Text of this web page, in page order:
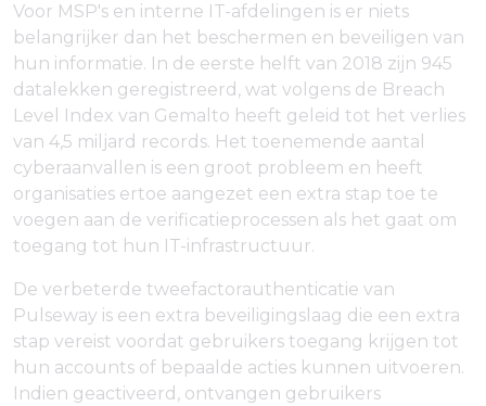
Voor MSP's en interne IT-afdelingen is er niets
belangrijker dan het beschermen en beveiligen van
hun informatie. In de eerste helft van 2018 zijn 945
datalekken geregistreerd, wat volgens de Breach
Level Index van Gemalto heeft geleid tot het verlies
van 4,5 miljard records. Het toenemende aantal
cyberaanvallen is een groot probleem en heeft
organisaties ertoe aangezet een extra stap toe te
voegen aan de verificatieprocessen als het gaat om
toegang tot hun IT-infrastructuur.
De verbeterde tweefactorauthenticatie van
Pulseway is een extra beveiligingslaag die een extra
stap vereist voordat gebruikers toegang krijgen tot
hun accounts of bepaalde acties kunnen uitvoeren.
Indien geactiveerd, ontvangen gebruikers